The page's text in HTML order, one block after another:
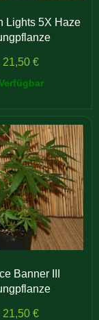
Lights 5X Haze
21,50 €
Banner III
21,50 €